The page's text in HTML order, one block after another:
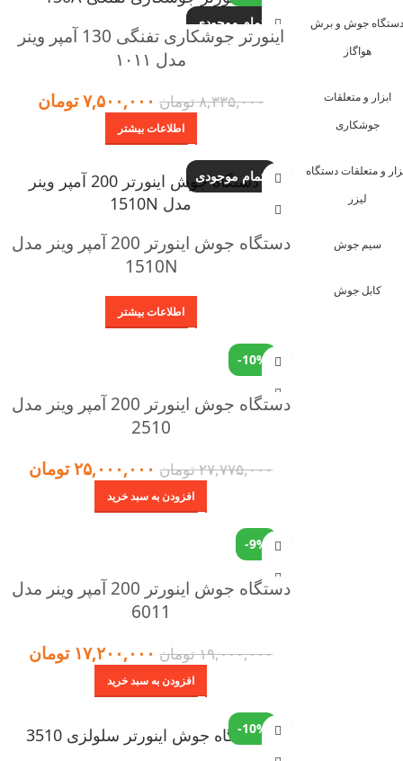
جوش و برش
هواگاز
ابزار و متعلقات
جوشکاری
و متعلقات دستگاه
لیزر
سیم جوش
کابل جوش
اتمام موجودی
اینورتر جوشکاری تفنگی 130 آمپر وینر
مدل ۱۰۱۱
۸,۳۳۵,۰۰۰تومان ۷,۵۰۰,۰۰۰تومان
اطلاعات بیشتر
اتمام موجودی
دستگاه جوش اینورتر 200 آمپر وینر مدل
1510N
اطلاعات بیشتر
-10%
دستگاه جوش اینورتر 200 آمپر وینر مدل
2510
۲۷,۷۷۵,۰۰۰تومان ۲۵,۰۰۰,۰۰۰تومان
افزودن به سبد خرید
-9%
دستگاه جوش اینورتر 200 آمپر وینر مدل
6011
۱۹,۰۰۰,۰۰۰تومان ۱۷,۲۰۰,۰۰۰ تومان
افزودن به سبد خرید
-10%